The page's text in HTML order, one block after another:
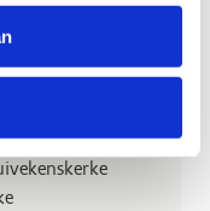
je kiezen uit:
te Esen